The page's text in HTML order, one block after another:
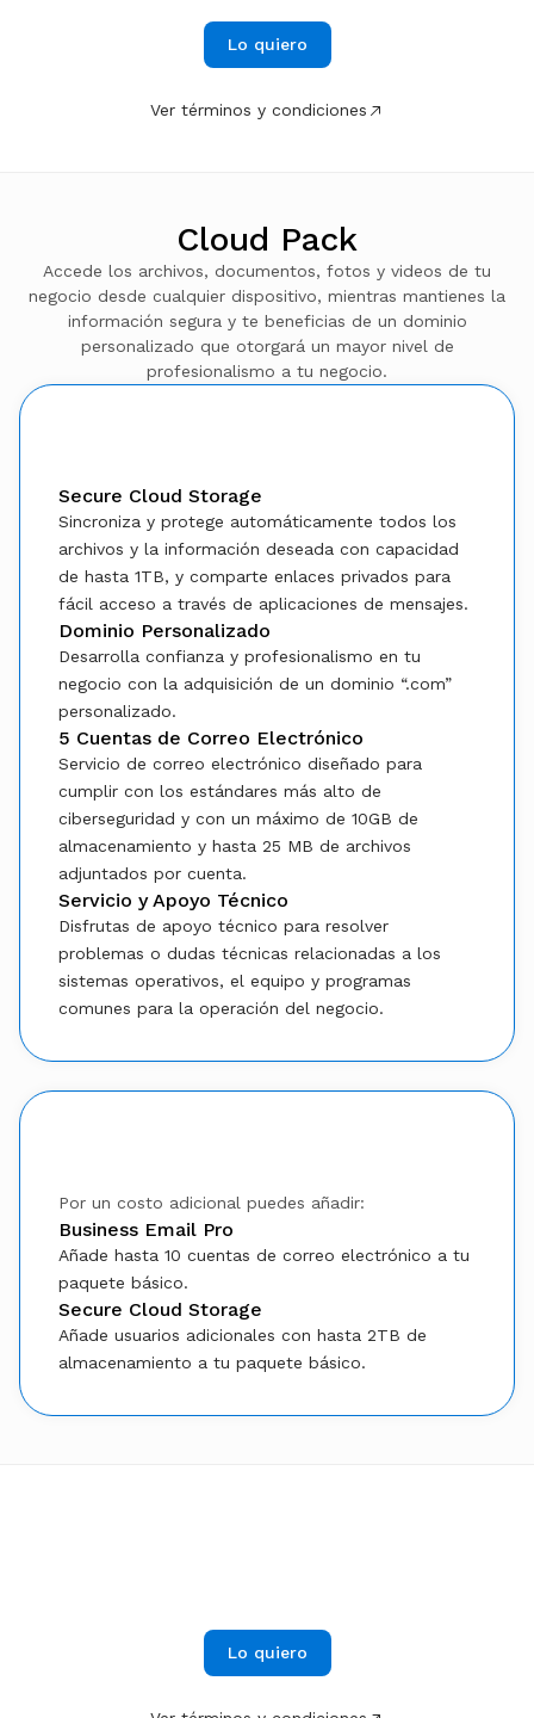
Lo quiero
Ver términos y condiciones
Cloud Pack
Accede los archivos, documentos, fotos y videos de tu
negocio desde cualquier dispositivo, mientras mantienes la
información segura y te beneficias de un dominio
personalizado que otorgará un mayor nivel de
profesionalismo a tu negocio.
Secure Cloud Storage
Sincroniza y protege automáticamente todos los
archivos y la información deseada con capacidad
de hasta 1TB, y comparte enlaces privados para
fácil acceso a través de aplicaciones de mensajes.
Dominio Personalizado
Desarrolla confianza y profesionalismo en tu
negocio con la adquisición de un dominio “.com”
personalizado.
5 Cuentas de Correo Electrónico
Servicio de correo electrónico diseñado para
cumplir con los estándares más alto de
ciberseguridad y con un máximo de 10GB de
almacenamiento y hasta 25 MB de archivos
adjuntados por cuenta.
Servicio y Apoyo Técnico
Disfrutas de apoyo técnico para resolver
problemas o dudas técnicas relacionadas a los
sistemas operativos, el equipo y programas
comunes para la operación del negocio.
Por un costo adicional puedes añadir:
Business Email Pro
Añade hasta 10 cuentas de correo electrónico a tu
paquete básico.
Secure Cloud Storage
Añade usuarios adicionales con hasta 2TB de
almacenamiento a tu paquete básico.
Lo quiero